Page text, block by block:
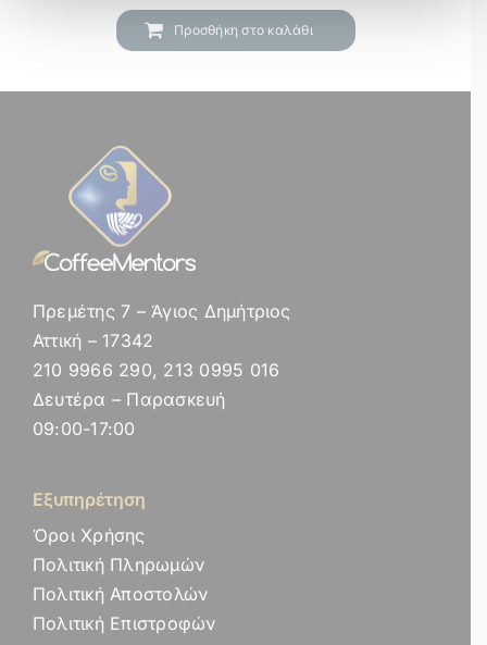
204,99 €.
Προσθήκη στο καλάθι
Πρεμέτης 7 – Άγιος Δημήτριος
Αττική – 17342
210 9966 290, 213 0995 016
Δευτέρα – Παρασκευή
09:00-17:00
Εξυπηρέτηση
Όροι Χρήσης
Πολιτική Πληρωμών
Πολιτική Αποστολών
Πολιτική Επιστροφών